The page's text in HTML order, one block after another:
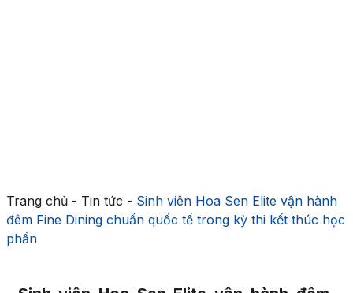
Trang chủ- Tin tức - Sinh viên Hoa Sen Elite vận hành
đêm Fine Dining chuẩn quốc tế trong kỳ thi kết thúc học
phần